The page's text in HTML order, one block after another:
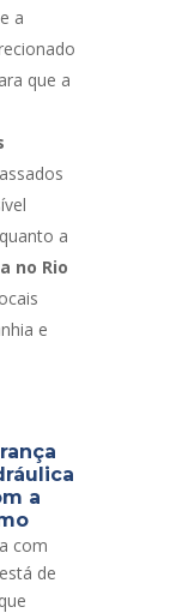
a
que a
a
no Rio
e
a
com
de